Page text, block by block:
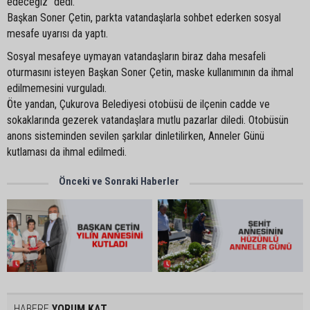
Başkan Soner Çetin, parkta vatandaşlarla sohbet ederken sosyal
mesafe uyarısı da yaptı.
Sosyal mesafeye uymayan vatandaşların biraz daha mesafeli
oturmasını isteyen Başkan Soner Çetin, maske kullanımının da ihmal
edilmemesini vurguladı.
Öte yandan, Çukurova Belediyesi otobüsü de ilçenin cadde ve
sokaklarında gezerek vatandaşlara mutlu pazarlar diledi. Otobüsün
anons sisteminden sevilen şarkılar dinletilirken, Anneler Günü
kutlaması da ihmal edilmedi.
Önceki ve Sonraki Haberler